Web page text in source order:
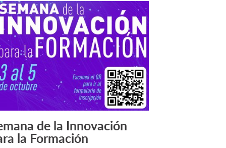
Leer más +
de la Innovación
la Formación